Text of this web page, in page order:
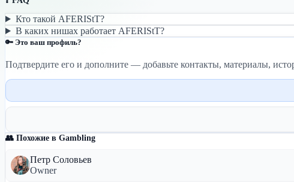
Кто такой AFERIStT?
В каких нишах работает AFERIStT?
🔑 Это ваш профиль?
Подтвердите его и дополните — добавьте контакты, материалы,
👥 Похожие в Gambling
Петр Соловьев
Owner